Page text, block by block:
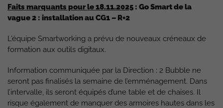
Faits marquants pour le 18.11.2025 : Go Smart de la
vague 2 : installation au CG1 – R+2
L’équipe Smartworking a prévu de nouveaux créneaux de
formation aux outils digitaux.
Information communiquée par la Direction : 2 Bubble ne
seront pas finalisés la semaine de l’emménagement. Dans
l’intervalle, ils seront équipés d’une table et de chaises. Il
risque également de manquer des armoires hautes dans les